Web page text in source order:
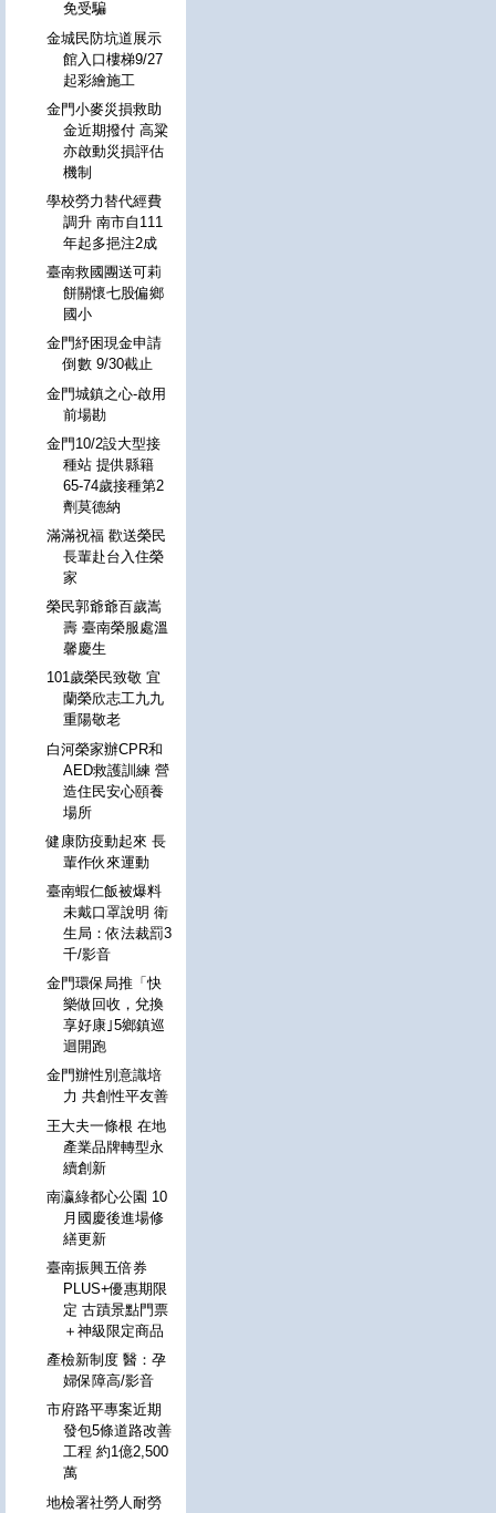
免受騙
金城民防坑道展示
館入口樓梯9/27
起彩繪施工
金門小麥災損救助
金近期撥付 高粱
亦啟動災損評估
機制
學校勞力替代經費
調升 南市自111
年起多挹注2成
臺南救國團送可莉
餅關懷七股偏鄉
國小
金門紓困現金申請
倒數 9/30截止
金門城鎮之心-啟用
前場勘
金門10/2設大型接
種站 提供縣籍
65-74歲接種第2
劑莫德納
滿滿祝福 歡送榮民
長輩赴台入住榮
家
榮民郭爺爺百歲嵩
壽 臺南榮服處溫
馨慶生
101歲榮民致敬 宜
蘭榮欣志工九九
重陽敬老
白河榮家辦CPR和
AED救護訓練 營
造住民安心頤養
場所
健康防疫動起來 長
輩作伙來運動
臺南蝦仁飯被爆料
未戴口罩說明 衛
生局：依法裁罰3
千/影音
金門環保局推「快
樂做回收，兌換
享好康｣5鄉鎮巡
迴開跑
金門辦性別意識培
力 共創性平友善
王大夫一條根 在地
產業品牌轉型永
續創新
南瀛綠都心公園 10
月國慶後進場修
繕更新
臺南振興五倍券
PLUS+優惠期限
定 古蹟景點門票
＋神級限定商品
產檢新制度 醫：孕
婦保障高/影音
市府路平專案近期
發包5條道路改善
工程 約1億2,500
萬
地檢署社勞人耐勞